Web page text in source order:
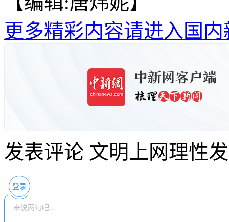
更多精彩内容请进入国内
发表评论 文明上网理性
登录